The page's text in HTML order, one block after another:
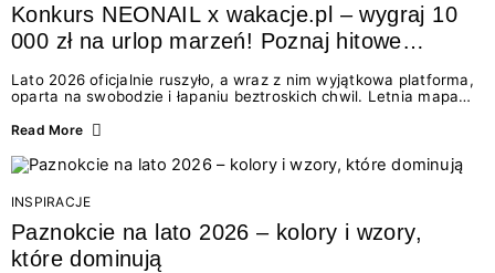
Konkurs NEONAIL x wakacje.pl – wygraj 10
000 zł na urlop marzeń! Poznaj hitowe
Lato 2026 oficjalnie ruszyło, a wraz z nim wyjątkowa platforma,
oparta na swobodzie i łapaniu beztroskich chwil. Letnia mapa
doświadczenia wakacji – od spontanicznych wyjazdów, przez
Motywem przewodnim jest eksplorowanie i kolekcjonowanie
letnich momentów. Z tej okazji przygotowaliśmy coś absolutnie
wyjątkowego: wielki konkurs z wakacje.pl oraz dawkę
najgorętszych trendów w...
Read More
INSPIRACJE
Paznokcie na lato 2026 – kolory i wzory,
które dominują